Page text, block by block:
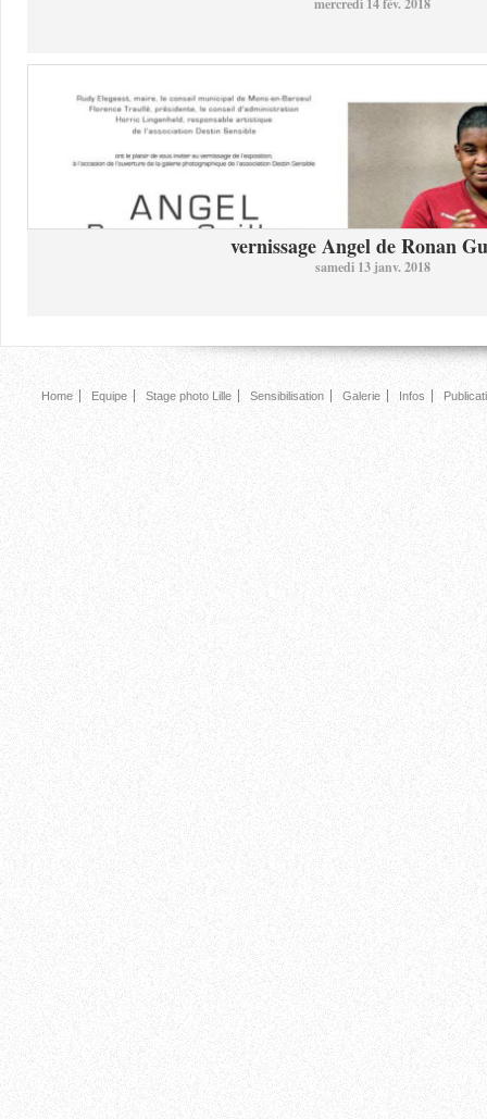
mercredi 14 fév. 2018
vernissage Angel de Ronan
samedi 13 janv. 2018
Home Equipe Stage photo Lille Sensibilisation Galerie Infos